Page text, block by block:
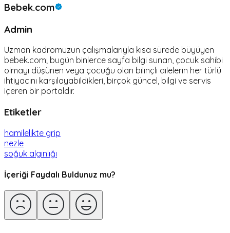
Bebek.com
Admin
Uzman kadromuzun çalışmalarıyla kısa sürede büyüyen
bebek.com; bugün binlerce sayfa bilgi sunan, çocuk sahibi
olmayı düşünen veya çocuğu olan bilinçli ailelerin her türlü
ihtiyacını karşılayabildikleri, birçok güncel, bilgi ve servis
içeren bir portaldır.
Etiketler
hamilelikte grip
nezle
soğuk algınlığı
İçeriği Faydalı Buldunuz mu?